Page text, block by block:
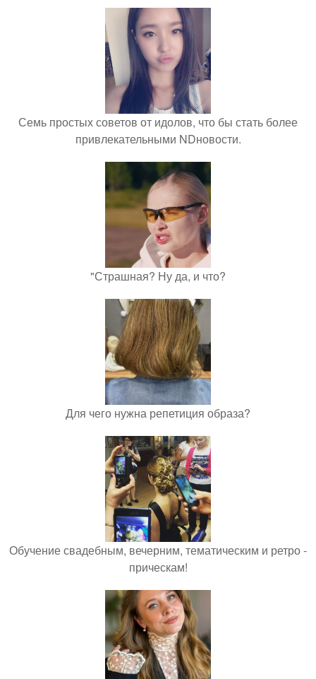
Семь простых советов от идолов, что бы стать более
привлекательными NDновости.
"Страшная? Ну да, и что?
Для чего нужна репетиция образа?
Обучение свадебным, вечерним, тематическим и ретро -
прическам!